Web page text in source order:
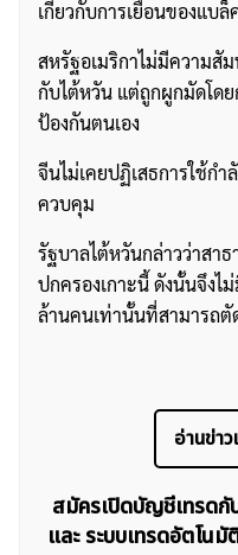
ค้นหา
สำหรับ:
เกี่ยวกับการเยือนของแบล็
สหรัฐอเมริกาไม่มีความสั
กับไต้หวัน แต่ถูกผูกมัดโด
ป้องกันตนเอง
จีนไม่เคยปฏิเสธการใช้กำ
ควบคุม
รัฐบาลไต้หวันกล่าวว่าสา
ปกครองเกาะนี้ ดังนั้นจึง
ล้านคนเท่านั้นที่สามารถตั
อ่านข่า
สมัครเปิดบัญชีเทรดกั
และ ระบบเทรดอัตโ